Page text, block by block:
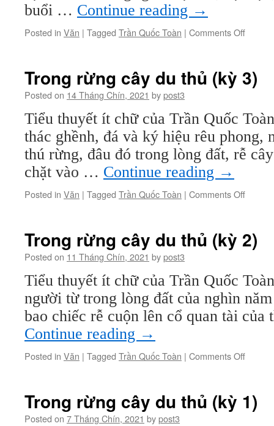
buổi … Continue reading →
Posted in Văn | Tagged Trần Quốc Toàn | Comments Offon
du
4)
Trong rừng cây du thủ (kỳ 3)
Posted on 14 Tháng Chín, 2021 bypost3
Tiểu thuyết ít chữ của Trần Quốc
thác ghềnh, đá và ký hiệu rêu phong,
thú rừng, đâu đó trong lòng đất, rễ
chặt vào … Continue reading →
Posted in Văn | Tagged Trần Quốc Toàn | Comments Offon
du
3)
Trong rừng cây du thủ (kỳ 2)
Posted on 11 Tháng Chín, 2021 bypost3
Tiểu thuyết ít chữ của Trần Quốc
người từ trong lòng đất của nghìn
bao chiếc rễ cuộn lên cổ quan tài
Continue reading →
Posted in Văn | Tagged Trần Quốc Toàn | Comments Offon
du
Trong rừng cây du thủ (kỳ 1)
Posted on 7 Tháng Chín, 2021 bypost3